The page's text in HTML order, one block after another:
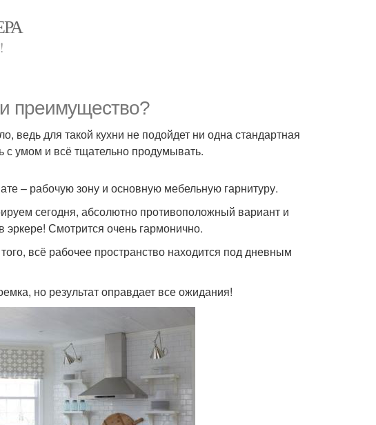
преимущество?
ведь для такой кухни не подойдет ни одна стандартная
с умом и всё тщательно продумывать.
– рабочую зону и основную мебельную гарнитуру.
сегодня, абсолютно противоположный вариант и
Смотрится очень гармонично.
всё рабочее пространство находится под дневным
но результат оправдает все ожидания!